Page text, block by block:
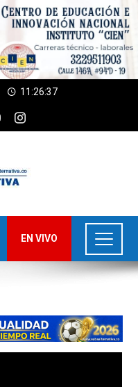
11:26:37
EN VIVO